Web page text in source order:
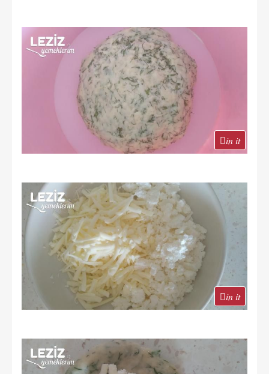
in it
in it